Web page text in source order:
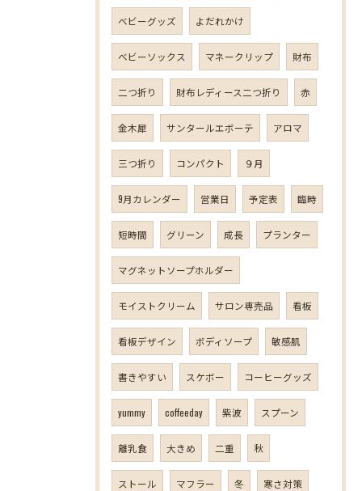
ベビーグッズ よだれかけ
ベビーソックス マネークリップ 財布
二つ折り 財布レディース二つ折り 赤
金木犀 サンタールエボーテ アロマ
三つ折り コンパクト ９月
9月カレンダー 営業日 予定表 臨時
短時間 グリーン 成長 プランター
マグネットソープホルダー
モイストクリーム サロン専売品 看板
看板デザイン ボディソープ 敏感肌
書きやすい スケボー コーヒーグッズ
yummy coffeeday 紫波 スプーン
離乳食 大きめ 二重 秋
ストール マフラー 冬 寒さ対策